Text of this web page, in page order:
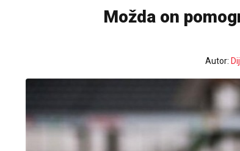
Možda on
Autor: